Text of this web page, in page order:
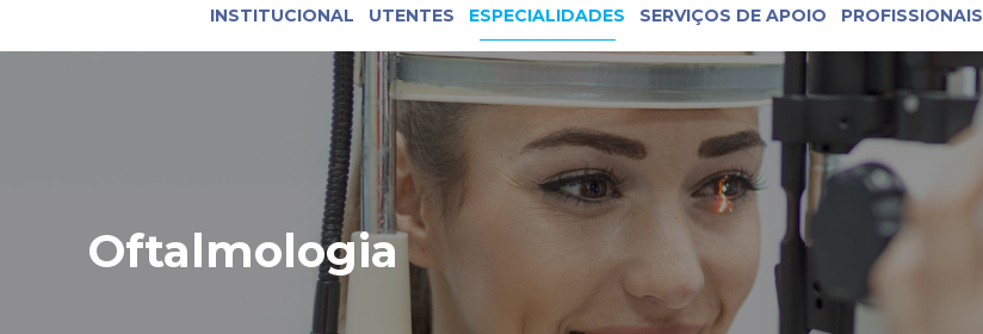
INSTITUCIONAL UTENTES ESPECIALIDADES SERVIÇOS DE APOIO PROFISSIONAIS
Oftalmologia